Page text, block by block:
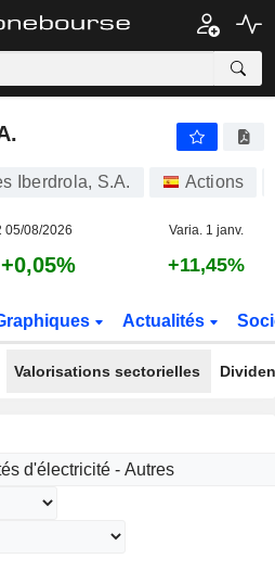
+0,05%
Iberdrola, S.A. Actions
05/08/2026 Varia. 1 janv.
+0,05% +11,45%
Actualités
Valorisations sectorielles